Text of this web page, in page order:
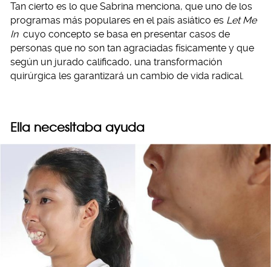
Tan cierto es lo que Sabrina menciona, que uno de los
programas más populares en el país asiático es Let Me
In cuyo concepto se basa en presentar casos de
personas que no son tan agraciadas físicamente y que
según un jurado calificado, una transformación
quirúrgica les garantizará un cambio de vida radical.
Ella necesitaba ayuda